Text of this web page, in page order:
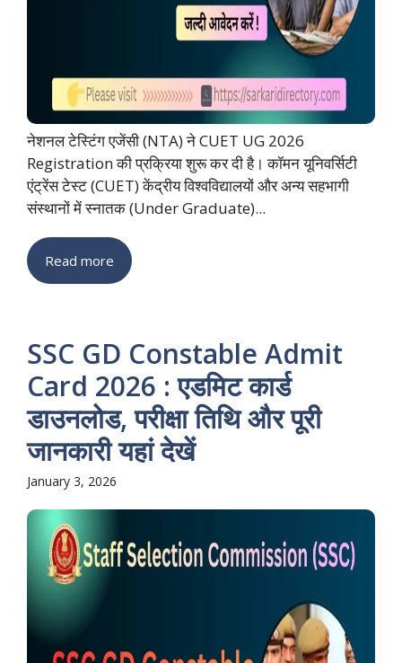
नेशनल टेस्टिंग एजेंसी (NTA) ने CUET UG 2026
Registration की प्रक्रिया शुरू कर दी है। कॉमन यूनिवर्सिटी
एंट्रेंस टेस्ट (CUET) केंद्रीय विश्वविद्यालयों और अन्य सहभागी
संस्थानों में स्नातक (Under Graduate)...
Read more
SSC GD Constable Admit
Card 2026 : एडमिट कार्ड
डाउनलोड, परीक्षा तिथि और पूरी
जानकारी यहां देखें
January 3, 2026